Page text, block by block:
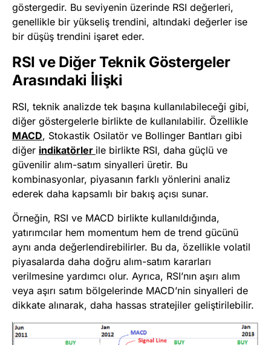
göstergedir. Bu seviyenin üzerinde RSI değerleri,
genellikle bir yükseliş trendini, altındaki değerler ise
bir düşüş trendini işaret eder.
RSI ve Diğer Teknik Göstergeler
Arasındaki İlişki
RSI, teknik analizde tek başına kullanılabileceği gibi,
diğer göstergelerle birlikte de kullanılabilir. Özellikle
MACD, Stokastik Osilatör ve Bollinger Bantları gibi
diğer indikatörler ile birlikte RSI, daha güçlü ve
güvenilir alım-satım sinyalleri üretir. Bu
kombinasyonlar, piyasanın farklı yönlerini analiz
ederek daha kapsamlı bir bakış açısı sunar.
Örneğin, RSI ve MACD birlikte kullanıldığında,
yatırımcılar hem momentum hem de trend gücünü
aynı anda değerlendirebilirler. Bu da, özellikle volatil
piyasalarda daha doğru alım-satım kararları
verilmesine yardımcı olur. Ayrıca, RSI’nın aşırı alım
veya aşırı satım bölgelerinde MACD’nin sinyalleri de
dikkate alınarak, daha hassas stratejiler geliştirilebilir.